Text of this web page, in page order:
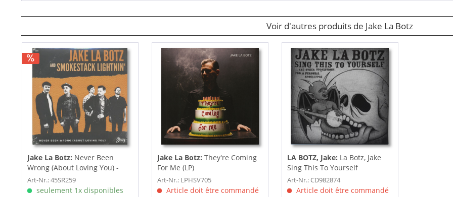
Voir d'autres produits de Jake La Botz
Jake La Botz: Never Been
Wrong (About Loving You) -
Mystery...
Art-Nr.: 45SR259
seulement 1x disponibles
Jake La Botz: They're Coming
For Me (LP)
Art-Nr.: LPHSV705
Article doit être commandé
LA BOTZ, Jake: La Botz, Jake
Sing This To Yourself
Art-Nr.: CD982874
Article doit être commandé